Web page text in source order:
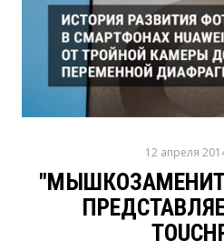
12 апреля